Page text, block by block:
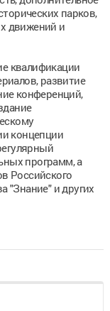
парков,
движений и
квалификации
развитие
конференций,
концепции
программ, а
Российского
"Знание" и других